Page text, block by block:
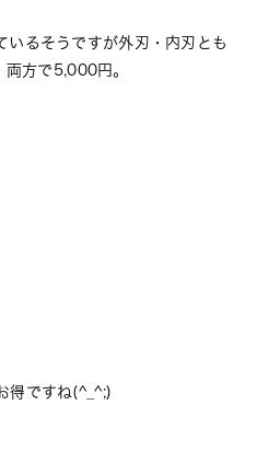
いるそうですが外刃・内刃とも
方で5,000円。
得ですね(^_^;)